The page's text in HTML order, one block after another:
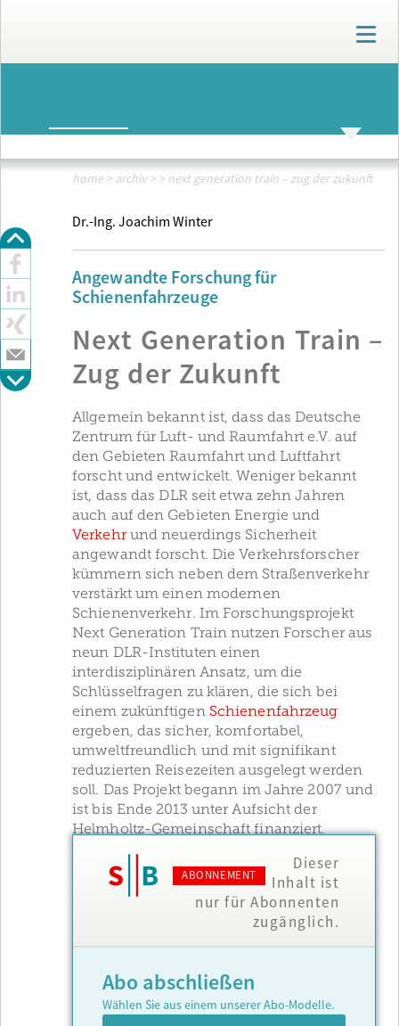
T
o
g
n
v
ARCHIV
home >archiv >>next generation train – zug der zukunft
Dr.-Ing. Joachim Winter
Angewandte Forschung für
Schienenfahrzeuge
Next Generation Train –
Zug der Zukunft
Allgemein bekannt ist, dass das Deutsche
Zentrum für Luft- und Raumfahrt e.V. auf
den Gebieten Raumfahrt und Luftfahrt
forscht und entwickelt. Weniger bekannt
ist, dass das DLR seit etwa zehn Jahren
auch auf den Gebieten Energie und
Verkehrund neuerdings Sicherheit
angewandt forscht. Die Verkehrsforscher
kümmern sich neben dem Straßenverkehr
verstärkt um einen modernen
Schienenverkehr. Im Forschungsprojekt
Next Generation Train nutzen Forscher aus
neun DLR-Instituten einen
interdisziplinären Ansatz, um die
Schlüsselfragen zu klären, die sich bei
einem zukünftigen Schienenfahrzeug
ergeben, das sicher, komfortabel,
umweltfreundlich und mit signifikant
reduzierten Reisezeiten ausgelegt werden
soll. Das Projekt begann im Jahre 2007 und
ist bis Ende 2013 unter Aufsicht der
Helmholtz-Gemeinschaft finanziert.
ABONNEMENT
Dieser
Inhalt ist
nur für Abonnenten
zugänglich.
Abo abschließen
Wählen Sie aus einem unserer Abo-Modelle.